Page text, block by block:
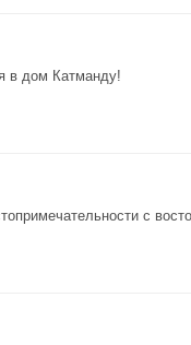
в дом Катманду!
с